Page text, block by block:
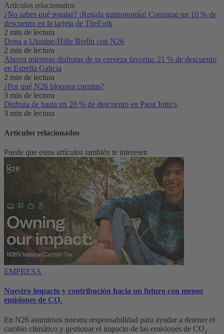
Artículos relacionados
¿No sabes qué regalar? ¡Regala gastronomía! Consigue un 10 % de
descuento en la tarjeta de TheFork
2 min de lectura
Dona a Ukraine-Hilfe Berlin con N26
2 min de lectura
Ahorra mientras disfrutas de tu cerveza favorita: 21 % de descuento
en Estrella Galicia
2 min de lectura
¿Por qué N26 bloquea cuentas?
3 min de lectura
Disfruta de hasta un 20 % de descuento en Papa John's
3 min de lectura
Artículos relacionados
Puede que estos artículos también te interesen
EMPRESA
Nuestro impacto y contribución hacia un futuro con menos
emisiones de CO₂
En N26 asumimos nuestra responsabilidad para ayudar a detener el
cambio climático y gestionar el impacto de las emisiones de CO₂